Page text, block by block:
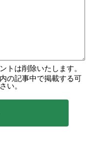
トは削除いたします。
の記事中で掲載する可
い。